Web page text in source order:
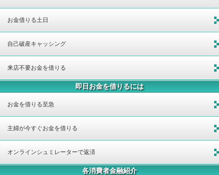
お金借りる土日
自己破産キャッシング
来店不要お金を借りる
即日お金を借りるには
お金を借りる至急
主婦が今すぐお金を借りる
オンラインシュミレーターで返済
各消費者金融紹介